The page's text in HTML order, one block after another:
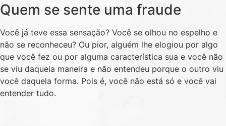
Quem se sente uma fraude
Você já teve essa sensação? Você se olhou no espelho e
não se reconheceu? Ou pior, alguém lhe elogiou por algo
que você fez ou por alguma característica sua e você não
se viu daquela maneira e não entendeu porque o outro viu
você daquela forma. Pois é, você não está só e você vai
entender tudo.